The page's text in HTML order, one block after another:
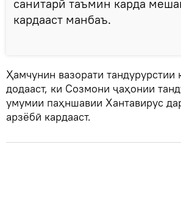
санитарӣ таъмин карда
кардааст манбаъ.
Ҳамчунин вазорати тандурурстии
додааст, ки Созмони ҷаҳонии
умумии паҳншавии Хантавирус
арзёбӣ кардааст.